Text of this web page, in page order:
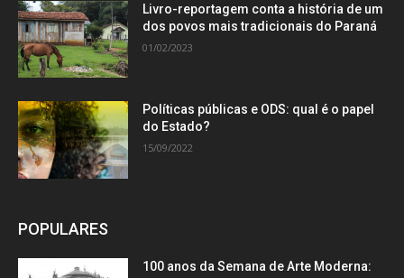
Livro-reportagem conta a história de um
dos povos mais tradicionais do Paraná
01/02/2023
Políticas públicas e ODS: qual é o papel
do Estado?
15/09/2022
POPULARES
100 anos da Semana de Arte Moderna: